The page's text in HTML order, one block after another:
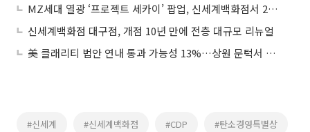
MZ세대 열광 ‘프로젝트 세카이’ 팝업, 신세계백화점서 220여종 굿즈 공개
신세계백화점 대구점, 개점 10년 만에 전층 대규모 리뉴얼
美 클래리티 법안 연내 통과 가능성 13%…상원 문턱서 제동
#신세계 #신세계백화점 #CDP #탄소경영특별상